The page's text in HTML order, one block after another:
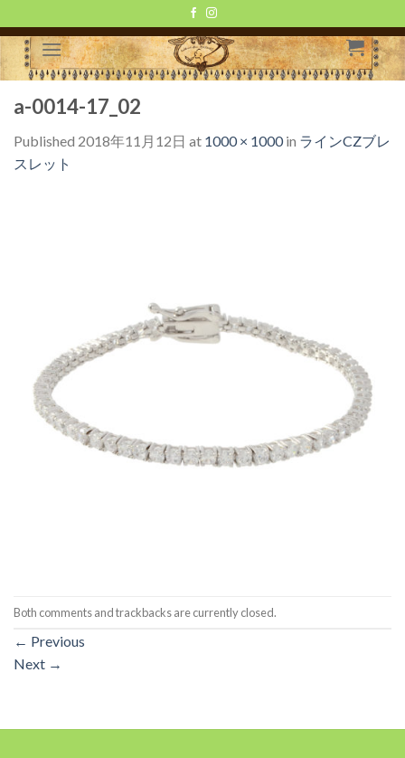
to
content
a-0014-17_02
Published 2018年11月12日 at 1000 × 1000in ラインCZブレ
スレット
Both comments and trackbacks are currently closed.
← Previous
Next →